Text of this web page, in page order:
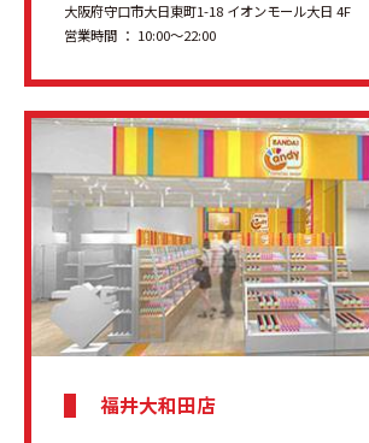
大阪府守口市大日東町1-18 イオンモール大日 4F
営業時間 ： 10:00〜22:00
福井大和田店